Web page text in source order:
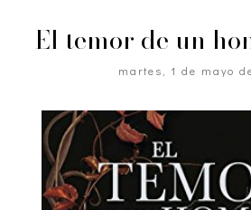
El temor de un
martes, 1 de mayo